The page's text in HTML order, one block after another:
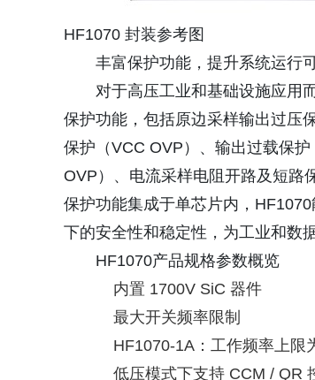
HF1070 封装参考图
丰富保护功能，提升系统运行
对于高压工业和基础设施应用
保护功能，包括原边采样输出过压
保护（VCC OVP）、输出过载保
OVP）、电流采样电阻开路及短路
保护功能集成于单芯片内，
下的安全性和稳定性，为工业和数
HF1070产品规格参数概览
内置 1700V SiC 器件
最大开关频率限制
HF1070-1A：工作频率上限
低压模式下支持 CCM / QR